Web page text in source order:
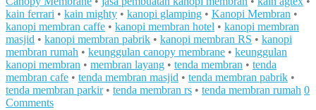
kain ferrari • kain mighty • kanopi glamping • Kanopi Membran •
kanopi membran caffe • kanopi membran hotel • kanopi membran
masjid • kanopi membran pabrik • kanopi membran RS • kanopi
membran rumah • keunggulan canopy membrane • keunggulan
kanopi membran • membran layang • tenda membran • tenda
membran cafe • tenda membran masjid • tenda membran pabrik •
tenda membran parkir• tenda membran rs • tenda membran rumah 0
Comments